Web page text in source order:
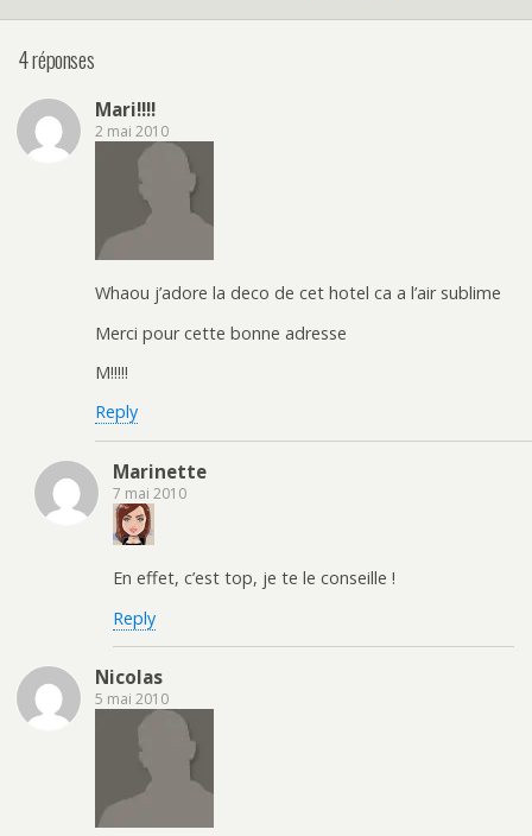
4 réponses
Mari!!!!
2 mai 2010
Whaou j’adore la deco de cet hotel ca a l’air sublime
Merci pour cette bonne adresse
M!!!!!
Reply
Marinette
7 mai 2010
En effet, c’est top, je te le conseille !
Reply
Nicolas
5 mai 2010